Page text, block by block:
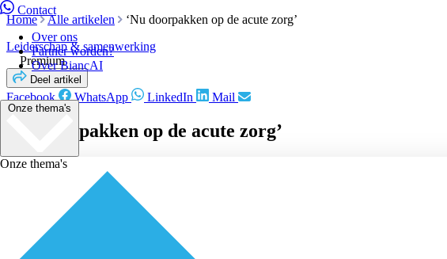
Contact
Over ons
Partner worden?
Over BiancAI
Onze thema's
Onze thema's
Home Alle artikelen
‘Nu doorpakken op de acute zorg’
Leiderschap & samenwerking
Premium
Deel artikel
Facebook WhatsApp LinkedIn Mail
‘Nu doorpakken op de acute zorg’